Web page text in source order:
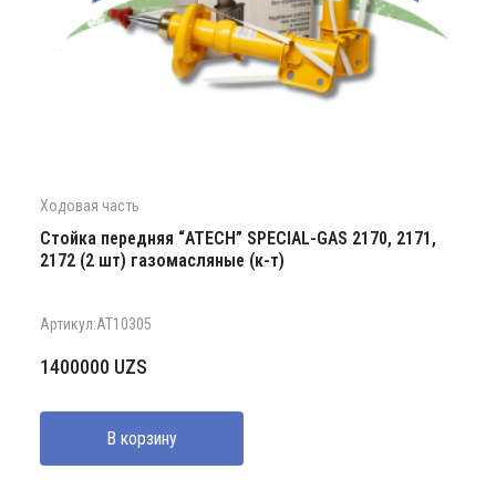
Ходовая часть
Стойка передняя “ATECH” SPECIAL-GAS 2170, 2171,
2172 (2 шт) газомасляные (к-т)
Артикул:AT10305
1400000 UZS
В корзину